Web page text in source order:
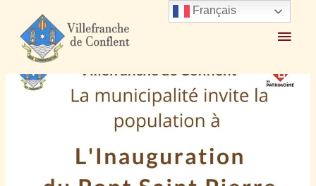
Accueil 2023 mai 12 Inauguration Pont Saint Pierre
Français